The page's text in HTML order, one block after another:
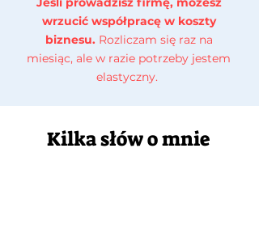
wrzucić współpracę w koszty
biznesu. Rozliczam się raz na
miesiąc, ale w razie potrzeby jestem
elastyczny.
Kilka słów o mnie